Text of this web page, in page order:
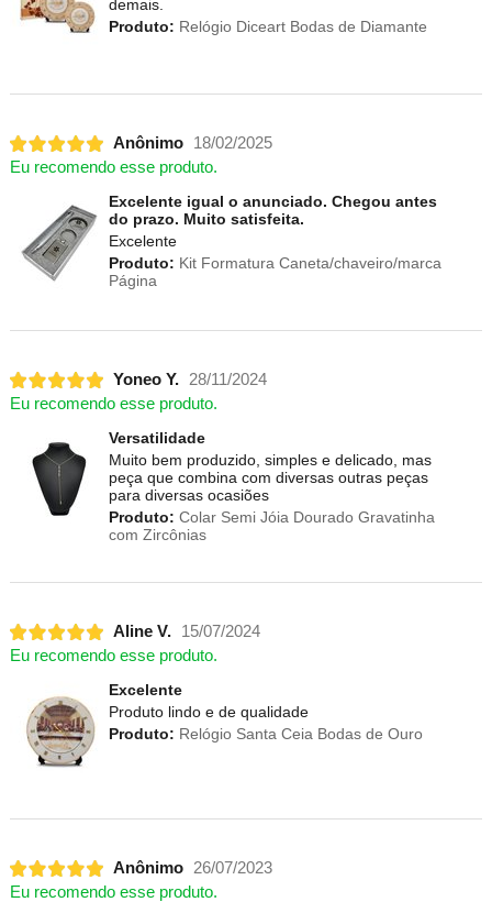
demais.
Produto: Relógio Diceart Bodas de Diamante
Anônimo
18/02/2025
Eu recomendo esse produto.
Excelente igual o anunciado. Chegou antes
do prazo. Muito satisfeita.
Excelente
Produto: Kit Formatura Caneta/chaveiro/marca
Página
Yoneo Y. 28/11/2024
Eu recomendo esse produto.
Versatilidade
Muito bem produzido, simples e delicado, mas
peça que combina com diversas outras peças
para diversas ocasiões
Produto: Colar Semi Jóia Dourado Gravatinha
com Zircônias
Aline V.
15/07/2024
Eu recomendo esse produto.
Excelente
Produto lindo e de qualidade
Produto: Relógio Santa Ceia Bodas de Ouro
Anônimo 26/07/2023
Eu recomendo esse produto.